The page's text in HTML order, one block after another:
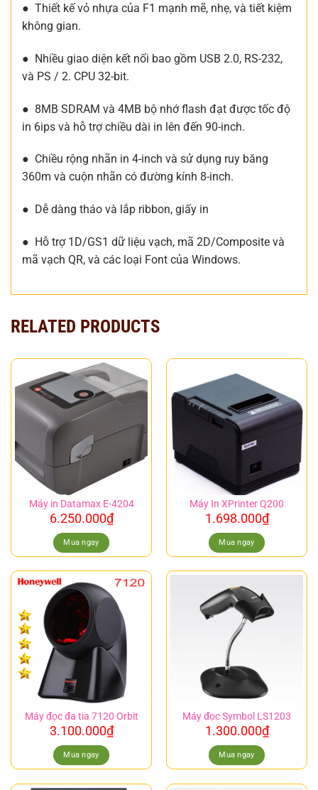
● Thiết kế vỏ nhựa của F1 mạnh mẽ, nhẹ, và tiết kiệm
không gian.
● Nhiều giao diện kết nối bao gồm USB 2.0, RS-232,
và PS / 2. CPU 32-bit.
● 8MB SDRAM và 4MB bộ nhớ flash đạt được tốc độ
in 6ips và hỗ trợ chiều dài in lên đến 90-inch.
● Chiều rộng nhãn in 4-inch và sử dụng ruy băng
360m và cuộn nhãn có đường kính 8-inch.
● Dễ dàng tháo và lắp ribbon, giấy in
● Hỗ trợ 1D/GS1 dữ liệu vạch, mã 2D/Composite và
mã vạch QR, và các loại Font của Windows.
RELATED PRODUCTS
Máy in Datamax E-4204
6.250.000₫
Mua ngay
Máy In XPrinter Q200
1.698.000₫
Mua ngay
Máy đọc đa tia 7120 Orbit
3.100.000₫
Mua ngay
Máy đọc Symbol LS1203
1.300.000₫
Mua ngay